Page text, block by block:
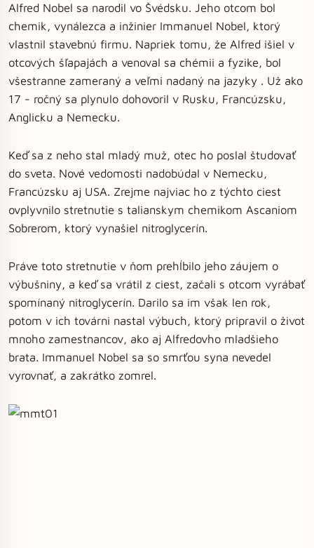
Alfred Nobel sa narodil vo Švédsku. Jeho otcom bol
chemik, vynálezca a inžinier Immanuel Nobel, ktorý
vlastnil stavebnú firmu. Napriek tomu, že Alfred išiel v
otcových šľapajách a venoval sa chémii a fyzike, bol
všestranne zameraný a veľmi nadaný na jazyky . Už ako
17 - ročný sa plynulo dohovoril v Rusku, Francúzsku,
Anglicku a Nemecku.
Keď sa z neho stal mladý muž, otec ho poslal študovať
do sveta. Nové vedomosti nadobúdal v Nemecku,
Francúzsku aj USA. Zrejme najviac ho z týchto ciest
ovplyvnilo stretnutie s talianskym chemikom Ascaniom
Sobrerom, ktorý vynašiel nitroglycerín.
Práve toto stretnutie v ňom prehĺbilo jeho záujem o
výbušniny, a keď sa vrátil z ciest, začali s otcom vyrábať
spomínaný nitroglycerín. Darilo sa im však len rok,
potom v ich továrni nastal výbuch, ktorý pripravil o život
mnoho zamestnancov, ako aj Alfredovho mladšieho
brata. Immanuel Nobel sa so smrťou syna nevedel
vyrovnať, a zakrátko zomrel.